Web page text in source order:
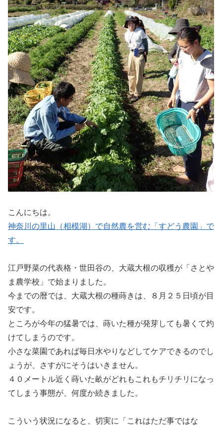
こんにちは。
神奈川の里山（相模湖）で自然農を営む「すどう農園」で
す。
江戸野菜の代表格・世田谷の、大蔵大根の収穫が「さとや
ま農学校」で始まりました。
今までの暦では、大蔵大根の種蒔きは、８月２５日頃が目
安です。
ところが今年の猛暑では、蒔いた種が発芽しても暑くて灼
けてしまうのです。
小さな菜園であれば毎日水やりなどしてケアできるのでし
ょうが、さすがにそうはいきません。
４０メートル近く蒔いた畝がどれもこれもチリチリになっ
てしまう事態が、何度か続きました。
こういう状況になると、切実に「これはただ事ではな